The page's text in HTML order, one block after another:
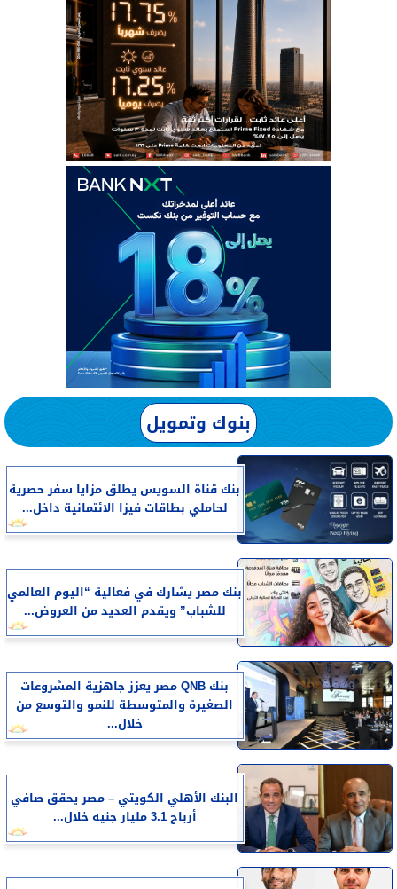
بنوك وتمويل
بنك قناة السويس يطلق مزايا سفر حصرية
لحاملي بطاقات فيزا الائتمانية داخل...
بنك مصر يشارك في فعالية “اليوم العالمي
للشباب” ويقدم العديد من العروض...
بنك QNB مصر يعزز جاهزية المشروعات
الصغيرة والمتوسطة للنمو والتوسع من
خلال...
البنك الأهلي الكويتي – مصر يحقق صافي
أرباح 3.1 مليار جنيه خلال...